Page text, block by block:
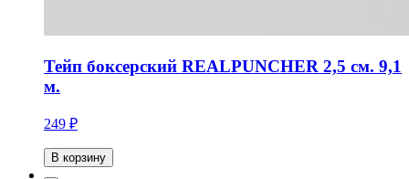
Тейп боксерский REALPUNCHER 2,5 см. 9,1
м.
249 ₽
В корзину